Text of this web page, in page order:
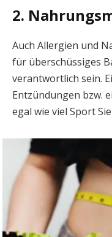
2.
Auch Allergien und
für überschüssiges
verantwortlich sein.
Entzündungen bzw.
egal wie viel Sport